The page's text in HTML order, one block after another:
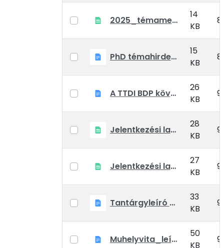
2025_témameghirdetések_mind_BDP
14
KB
8
PhD témahirdetési adatlap_BTP
15
KB
8
A TTDI BDP követelményrendszer a régi hallgatók_kiegészíteni.docx
26
KB
9
Jelentkezési lap komplex vizsgára
28
KB
9
Jelentkezési lap doktori képzésre egyéni felkészülők részére
27
KB
9
Tantárgyleíró adatlap
33
KB
9
Muhelyvita_leírás és dokumentaciók
50
KB
9